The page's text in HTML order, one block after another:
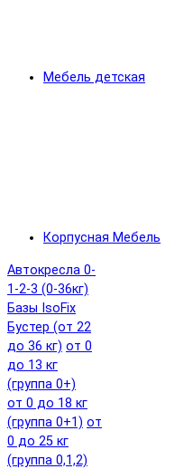
Мебель детская
Корпусная Мебель
Автокресла 0-
1-2-3 (0-36кг)
Базы IsoFix
Бустер (от 22
до 36 кг) от 0
до 13 кг
(группа 0+)
от 0 до 18 кг
(группа 0+1) от
0 до 25 кг
(группа 0,1,2)